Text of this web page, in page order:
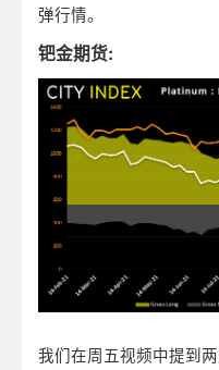
弹行情。
钯金期货:
我们在周五视频中提到